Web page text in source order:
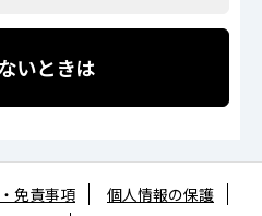
いときは
免責事項
個人情報の保護